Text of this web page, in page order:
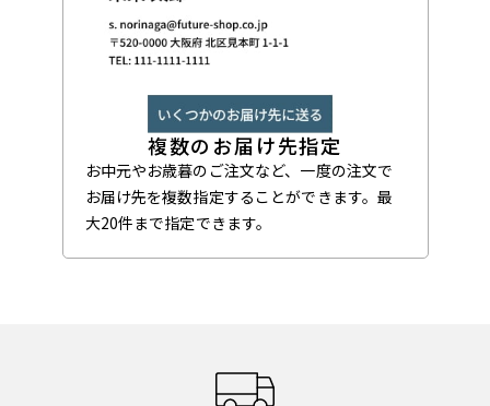
複数のお届け先指定
お中元やお歳暮のご注文など、一度の注文で
お届け先を複数指定することができます。最
大20件まで指定できます。